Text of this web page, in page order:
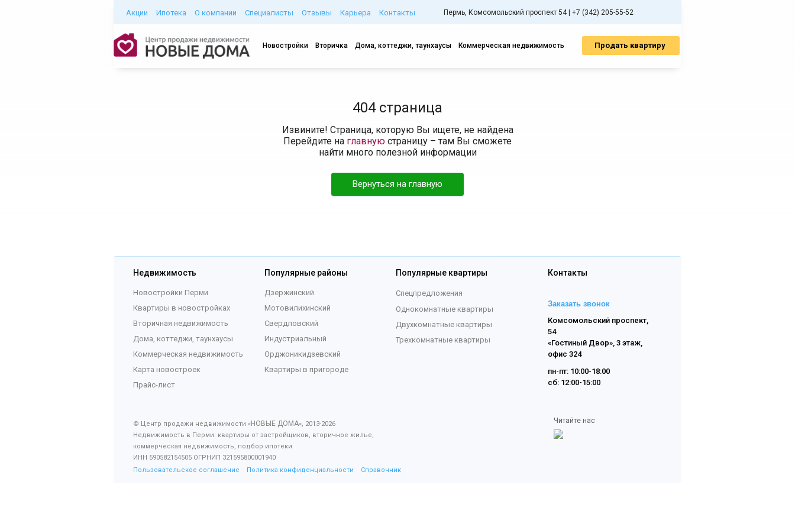
Акции Ипотека О компании Специалисты Отзывы Карьера Контакты Пермь, Комсомольский проспект 54 | +7 (342) 205-55-52
Новостройки Вторичка Дома, коттеджи, таунхаусы Коммерческая недвижимость Продать квартиру
404 страница
Извините! Страница, которую Вы ищете, не найдена
Перейдите на главную страницу – там Вы сможете
найти много полезной информации
Вернуться на главную
Недвижимость
Новостройки Перми
Квартиры в новостройках
Вторичная недвижимость
Дома, коттеджи, таунхаусы
Коммерческая недвижимость
Карта новостроек
Прайс-лист
Популярные районы
Дзержинский
Мотовилихинский
Свердловский
Индустриальный
Орджоникидзевский
Квартиры в пригороде
Популярные квартиры
Спецпредложения
Однокомнатные квартиры
Двухкомнатные квартиры
Трехкомнатные квартиры
Контакты
Заказать звонок
Комсомольский проспект,
54
«Гостиный Двор», 3 этаж,
офис 324
пн-пт: 10:00-18:00
сб: 12:00-15:00
© Центр продажи недвижимости «НОВЫЕ ДОМА», 2013-2026
Недвижимость в Перми: квартиры от застройщиков, вторичное жилье,
коммерческая недвижимость, подбор ипотеки
ИНН 590582154505 ОГРНИП 321595800001940
Пользовательское соглашение
Политика конфиденциальности Справочник
Читайте нас